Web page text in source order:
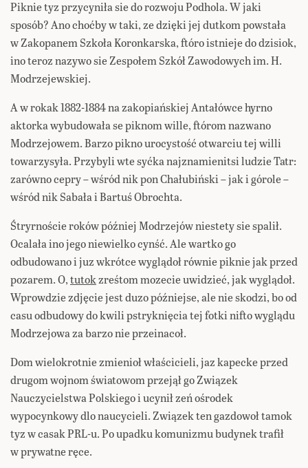
Piknie tyz przycyniła sie do rozwoju Podhola. W jaki
sposób? Ano choćby w taki, ze dzięki jej dutkom powstała
w Zakopanem Szkoła Koronkarska, ftóro istnieje do dzisiok,
ino teroz nazywo sie Zespołem Szkół Zawodowych im. H.
Modrzejewskiej.
A w rokak 1882-1884 na zakopiańskiej Antałówce hyrno
aktorka wybudowała se piknom wille, ftórom nazwano
Modrzejowem. Barzo pikno urocystość otwarciu tej willi
towarzysyła. Przybyli wte syćka najznamienitsi ludzie Tatr:
zarówno cepry – wśród nik pon Chałubiński – jak i górole –
wśród nik Sabała i Bartuś Obrochta.
Śtryrnoście roków później Modrzejów niestety sie spalił.
Ocalała ino jego niewielko cynść. Ale wartko go
odbudowano i juz wkrótce wyglądoł równie piknie jak przed
pozarem. O,tutokzreśtom mozecie uwidzieć, jak wyglądoł.
Wprowdzie zdjęcie jest duzo późniejse, ale nie skodzi, bo od
casu odbudowy do kwili pstryknięcia tej fotki nifto wyglądu
Modrzejowa za barzo nie przeinacoł.
Dom wielokrotnie zmienioł właścicieli, jaz kapecke przed
drugom wojnom światowom przejął go Związek
Nauczycielstwa Polskiego i ucynił zeń ośrodek
wypocynkowy dlo naucycieli. Związek ten gazdowoł tamok
tyz w casak PRL-u. Po upadku komunizmu budynek trafił
w prywatne ręce.